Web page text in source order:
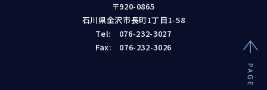
〒920-0865
石川県金沢市長町1丁目1-58
Tel: 076-232-3027
Fax: 076-232-3026